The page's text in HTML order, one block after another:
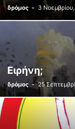
δρόμος - 3
Ειρήνη;
δρόμος - 25